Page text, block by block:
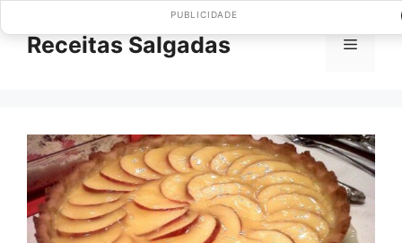
paraReceitas Salgadas Menu
PUBLICIDADE